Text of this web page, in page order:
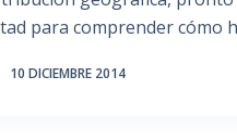
para comprender cómo
10 DICIEMBRE 2014